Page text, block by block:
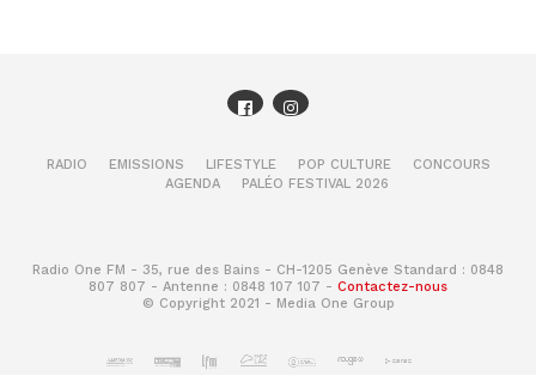
RADIO EMISSIONS LIFESTYLE POP CULTURE
CONCOURS
AGENDA
PALÉO FESTIVAL 2026
Radio One FM - 35, rue des Bains - CH-1205 Genève Standard : 0848
807 807 - Antenne : 0848 107 107 - Contactez-nous
© Copyright 2021 - Media One Group